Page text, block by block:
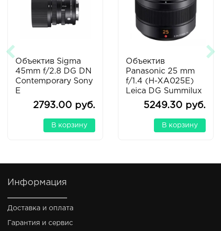
Объектив Sigma
45mm f/2.8 DG DN
Contemporary Sony
E
2793.00 руб.
В корзину
Объектив
Panasonic 25 mm
f/1.4 (H-XA025E)
Leica DG Summilux
25 mm F/1.4 ASPH
5249.30 руб.
В корзину
Информация
Доставка и оплата
Гарантия и сервис